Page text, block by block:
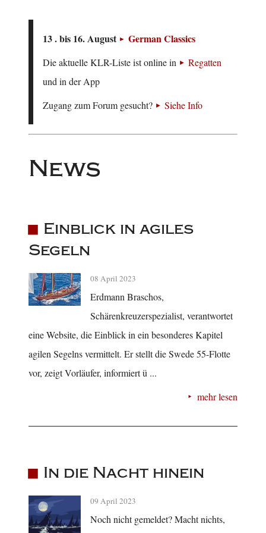
13 . bis 16. August German Classics
Die aktuelle KLR-Liste ist online in
Regatten
und in der App
Zugang zum Forum gesucht?
Siehe Info
News
Einblick in agiles
Segeln
08 April 2023
Erdmann Braschos,
Schärenkreuzerspezialist, verantwortet
eine Website, die Einblick in ein besonderes Kapitel
agilen Segelns vermittelt. Er stellt die Swede 55-Flotte
vor, zeigt Vorläufer, informiert ü ...
mehr lesen
In die Nacht hinein
09 April 2023
Noch nicht gemeldet? Macht nichts,